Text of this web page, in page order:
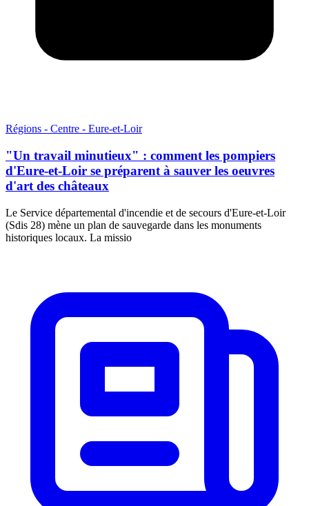
Régions - Centre - Eure-et-Loir
"Un travail minutieux" : comment les pompiers
d'Eure-et-Loir se préparent à sauver les oeuvres
d'art des châteaux
Le Service départemental d'incendie et de secours d'Eure-et-Loir
(Sdis 28) mène un plan de sauvegarde dans les monuments
historiques locaux. La missio